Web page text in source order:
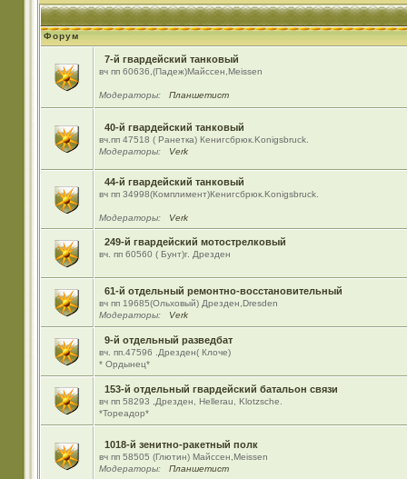
Форум
7-й гвардейский танковый
вч пп 60636,(Падеж)Майсcен,Meissen
Модераторы: Планшетист
40-й гвардейский танковый
вч.пп 47518 ( Ранетка) Кенигсбрюк.Konigsbruck.
Модераторы:
Verk
44-й гвардейский танковый
вч пп 34998(Комплимент)Кенигсбрюк.Konigsbruck.
Модераторы: Verk
249-й гвардейский мотострелковый
вч. пп 60560 ( Бунт)г. Дрезден
61-й отдельный ремонтно-восстановительный
вч пп 19685(Ольховый) Дрезден,Dresden
Модераторы:
Verk
9-й отдельный разведбат
вч. пп.47596 .Дрезден( Клоче)
* Ордынец*
153-й отдельный гвардейский батальон связи
вч пп 58293 ,Дрезден, Hellerau, Klotzsche.
*Тореадор*
1018-й зенитно-ракетный полк
вч пп 58505 (Глютин) Майсcен,Meissen
Модераторы:
Планшетист